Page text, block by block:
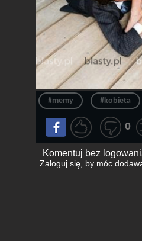
#memy #kobieta
0
Komentuj bez
Zaloguj się, by móc